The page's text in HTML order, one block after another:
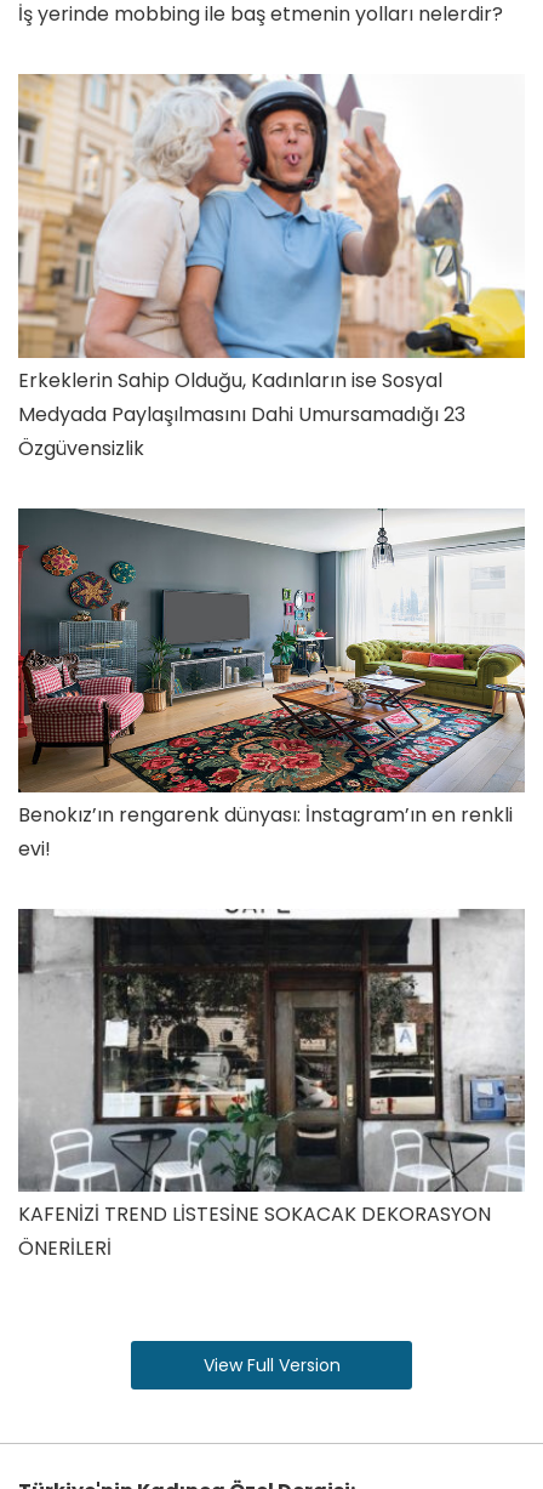
İş yerinde mobbing ile baş etmenin yolları nelerdir?
Erkeklerin Sahip Olduğu, Kadınların ise Sosyal
Medyada Paylaşılmasını Dahi Umursamadığı 23
Özgüvensizlik
Benokız’ın rengarenk dünyası: İnstagram’ın en renkli
evi!
KAFENİZİ TREND LİSTESİNE SOKACAK DEKORASYON
ÖNERİLERİ
View Full Version